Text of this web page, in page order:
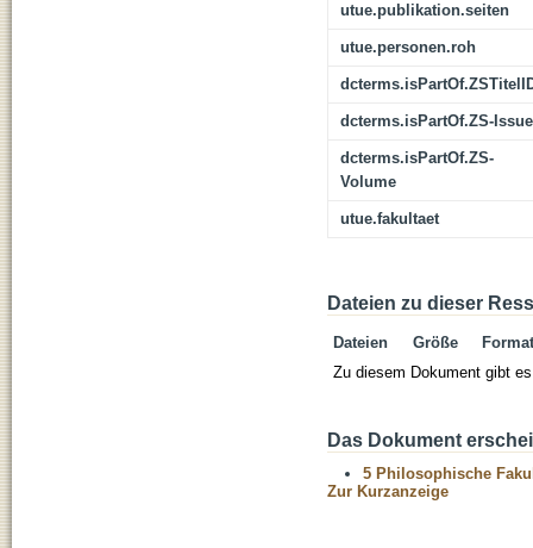
utue.publikation.seiten
utue.personen.roh
dcterms.isPartOf.ZS-Issue
dcterms.isPartOf.ZS-
Volume
utue.fakultaet
Dateien zu dieser
Dateien Größe
Format
Zu diesem Dokument gibt
Das Dokument
5 Philosophische
Zur Kurzanzeige